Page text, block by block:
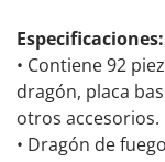
Especificaciones:
• Contiene 92
dragón, placa
otros accesorios.
• Dragón de